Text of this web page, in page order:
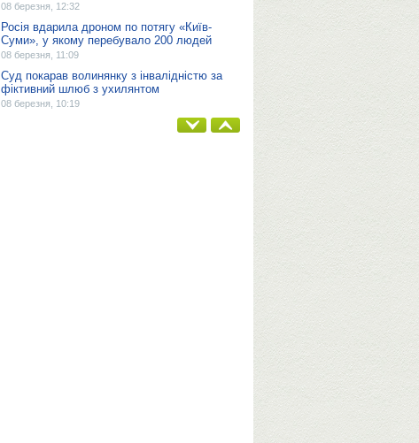
08 березня, 12:32
Росія вдарила дроном по потягу «Київ-
Суми», у якому перебувало 200 людей
08 березня, 11:09
Суд покарав волинянку з інвалідністю за
фіктивний шлюб з ухилянтом
08 березня, 10:19